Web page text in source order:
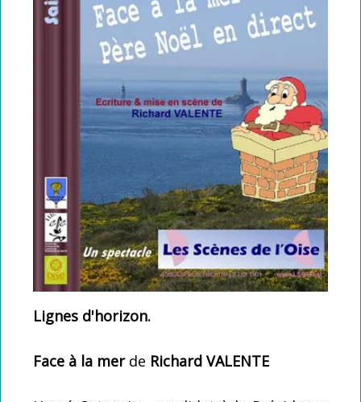
La carte club LSDO
Les liens coup de coeur
Coulisses : Statuts, réglement intérieur
Lignes d'horizon.
Face à la mer de Richard VALENTE